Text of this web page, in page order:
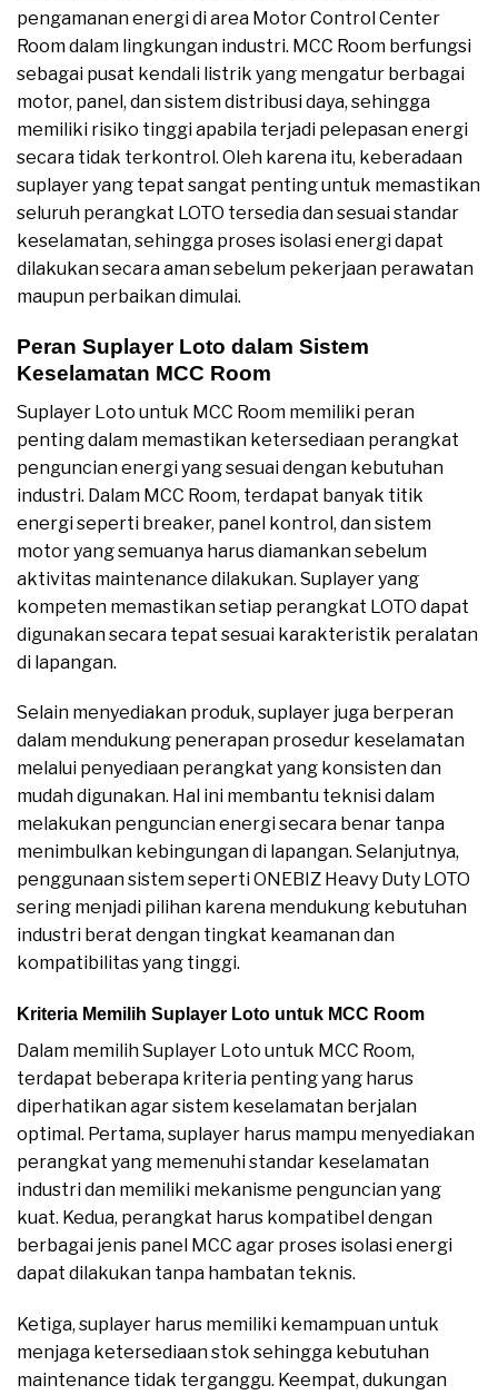
pengamanan energi di area Motor Control Center
Room dalam lingkungan industri. MCC Room berfungsi
sebagai pusat kendali listrik yang mengatur berbagai
motor, panel, dan sistem distribusi daya, sehingga
memiliki risiko tinggi apabila terjadi pelepasan energi
secara tidak terkontrol. Oleh karena itu, keberadaan
suplayer yang tepat sangat penting untuk memastikan
seluruh perangkat LOTO tersedia dan sesuai standar
keselamatan, sehingga proses isolasi energi dapat
dilakukan secara aman sebelum pekerjaan perawatan
maupun perbaikan dimulai.
Peran Suplayer Loto dalam Sistem
Keselamatan MCC Room
Suplayer Loto untuk MCC Room memiliki peran
penting dalam memastikan ketersediaan perangkat
penguncian energi yang sesuai dengan kebutuhan
industri. Dalam MCC Room, terdapat banyak titik
energi seperti breaker, panel kontrol, dan sistem
motor yang semuanya harus diamankan sebelum
aktivitas maintenance dilakukan. Suplayer yang
kompeten memastikan setiap perangkat LOTO dapat
digunakan secara tepat sesuai karakteristik peralatan
di lapangan.
Selain menyediakan produk, suplayer juga berperan
dalam mendukung penerapan prosedur keselamatan
melalui penyediaan perangkat yang konsisten dan
mudah digunakan. Hal ini membantu teknisi dalam
melakukan penguncian energi secara benar tanpa
menimbulkan kebingungan di lapangan. Selanjutnya,
penggunaan sistem seperti ONEBIZ Heavy Duty LOTO
sering menjadi pilihan karena mendukung kebutuhan
industri berat dengan tingkat keamanan dan
kompatibilitas yang tinggi.
Kriteria Memilih Suplayer Loto untuk MCC Room
Dalam memilih Suplayer Loto untuk MCC Room,
terdapat beberapa kriteria penting yang harus
diperhatikan agar sistem keselamatan berjalan
optimal. Pertama, suplayer harus mampu menyediakan
perangkat yang memenuhi standar keselamatan
industri dan memiliki mekanisme penguncian yang
kuat. Kedua, perangkat harus kompatibel dengan
berbagai jenis panel MCC agar proses isolasi energi
dapat dilakukan tanpa hambatan teknis.
Ketiga, suplayer harus memiliki kemampuan untuk
menjaga ketersediaan stok sehingga kebutuhan
maintenance tidak terganggu. Keempat, dukungan